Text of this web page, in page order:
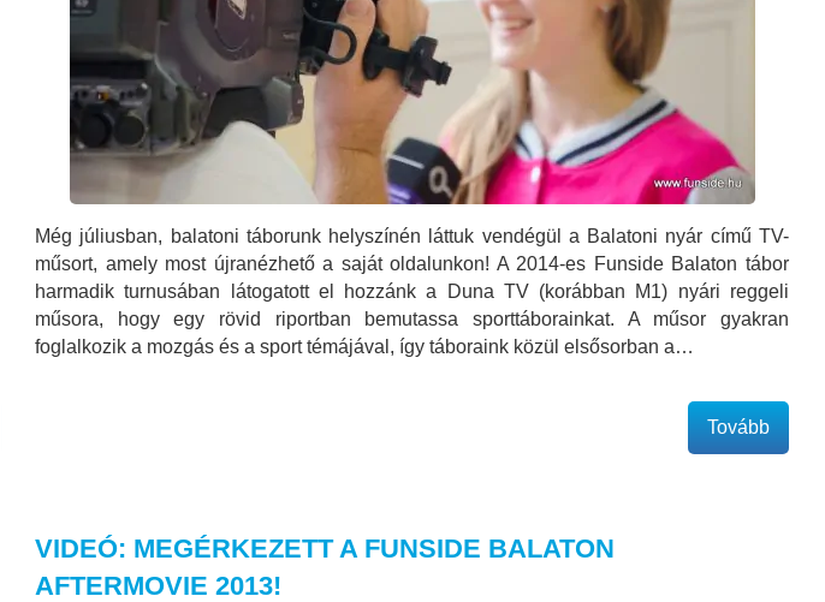
Még júliusban, balatoni táborunk helyszínén láttuk vendégül a Balatoni nyár című TV-
műsort, amely most újranézhető a saját oldalunkon! A 2014-es Funside Balaton tábor
harmadik turnusában látogatott el hozzánk a Duna TV (korábban M1) nyári reggeli
műsora, hogy egy rövid riportban bemutassa sporttáborainkat. A műsor gyakran
foglalkozik a mozgás és a sport témájával, így táboraink közül elsősorban a…
Tovább
VIDEÓ: MEGÉRKEZETT A FUNSIDE BALATON
AFTERMOVIE 2013!